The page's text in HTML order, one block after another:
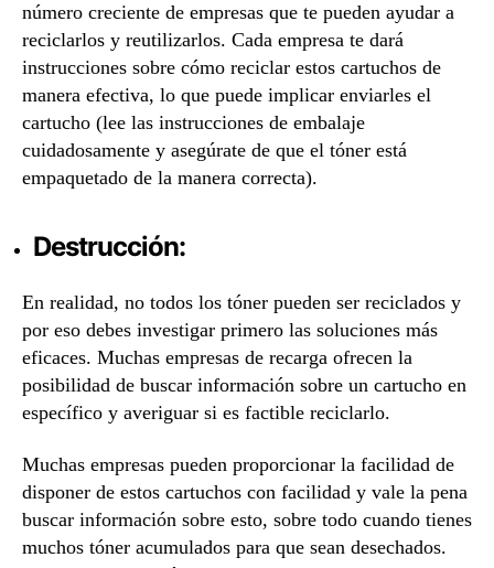
número creciente de empresas que te pueden ayudar a
reciclarlos y reutilizarlos. Cada empresa te dará
instrucciones sobre cómo reciclar estos cartuchos de
manera efectiva, lo que puede implicar enviarles el
cartucho (lee las instrucciones de embalaje
cuidadosamente y asegúrate de que el tóner está
empaquetado de la manera correcta).
Destrucción:
En realidad, no todos los tóner pueden ser reciclados y
por eso debes investigar primero las soluciones más
eficaces. Muchas empresas de recarga ofrecen la
posibilidad de buscar información sobre un cartucho en
específico y averiguar si es factible reciclarlo.
Muchas empresas pueden proporcionar la facilidad de
disponer de estos cartuchos con facilidad y vale la pena
buscar información sobre esto, sobre todo cuando tienes
muchos tóner acumulados para que sean desechados.